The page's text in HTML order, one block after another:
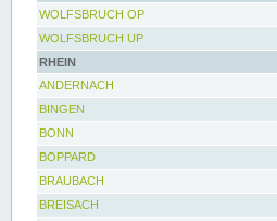
WOLFSBRUCH OP
WOLFSBRUCH UP
RHEIN
ANDERNACH
BINGEN
BONN
BOPPARD
BRAUBACH
BREISACH